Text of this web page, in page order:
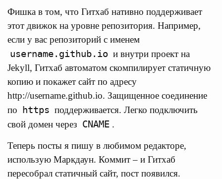
Фишка в том, что Гитхаб нативно поддерживает
этот движок на уровне репозитория. Например,
если у вас репозиторий с именем
username.github.io и внутри проект на
Jekyll, Гитхаб автоматом скомпилирует статичную
копию и покажет сайт по адресу
http://username.github.io. Защищенное соединение
по https поддерживается. Легко подключить
свой домен через CNAME .
Теперь посты я пишу в любимом редакторе,
использую Маркдаун. Коммит – и Гитхаб
пересобрал статичный сайт, пост появился.